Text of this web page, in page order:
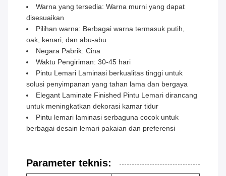
Warna yang tersedia: Warna murni yang dapat
disesuaikan
Pilihan warna: Berbagai warna termasuk putih,
oak, kenari, dan abu-abu
Negara Pabrik: Cina
Waktu Pengiriman: 30-45 hari
Pintu Lemari Laminasi berkualitas tinggi untuk
solusi penyimpanan yang tahan lama dan bergaya
Elegant Laminate Finished Pintu Lemari dirancang
untuk meningkatkan dekorasi kamar tidur
Pintu lemari laminasi serbaguna cocok untuk
berbagai desain lemari pakaian dan preferensi
Parameter teknis: